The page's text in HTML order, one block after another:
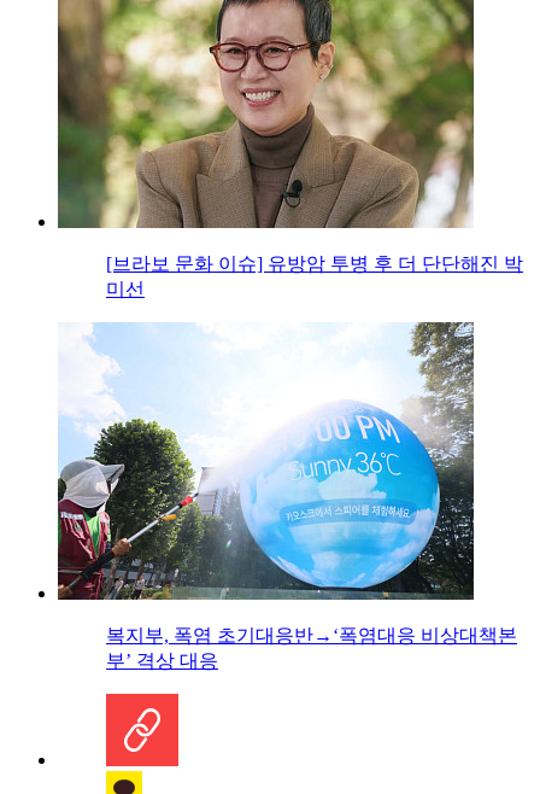
[브라보 문화 이슈] 유방암 투병 후 더 단단해진 박
미선
복지부, 폭염 초기대응반→‘폭염대응 비상대책본
부’ 격상 대응